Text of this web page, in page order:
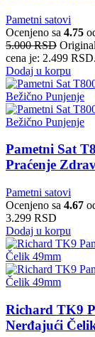
Pametni satovi
Ocenjeno sa 4.75
5.000RSD
cena je: 2.499 RSD.
Dodaj u korpu
Pametni Sat
Praćenje
Pametni satovi
Ocenjeno sa 4.67
3.299 RSD
Dodaj u korpu
Richard TK9
Nerđajući